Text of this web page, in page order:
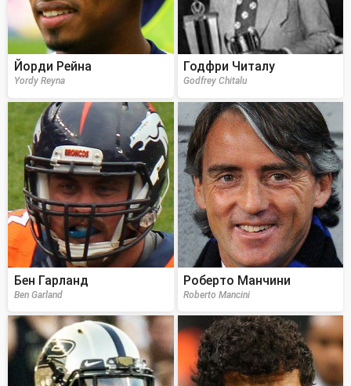
Йорди Рейна
Yordy Reyna
Годфри Читалу
Godfrey Chitalu
Бен Гарланд
Ben Garland
Роберто Манчини
Roberto Mancini